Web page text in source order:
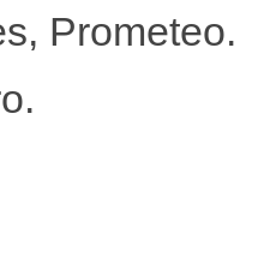
Prometeo.